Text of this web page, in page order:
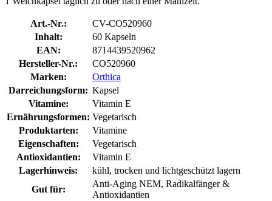
Art.-Nr.:
CV-CO520960
Inhalt:
60 Kapseln
EAN:
8714439520962
Hersteller-Nr.:
CO520960
Marken:
Orthica
Darreichungsform: Kapsel
Vitamine:
Vitamin E
Ernährungsformen: Vegetarisch
Produktarten:
Vitamine
Eigenschaften:
Vegetarisch
Antioxidantien:
Vitamin E
Lagerhinweis:
kühl, trocken und lichtgeschützt lagern
Gut für:
Anti-Aging NEM, Radikalfänger &
Antioxidantien